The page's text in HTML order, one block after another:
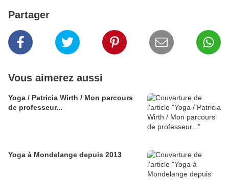
Partager
Vous aimerez aussi
Yoga / Patricia Wirth / Mon parcours
de professeur...
Yoga à Mondelange depuis 2013